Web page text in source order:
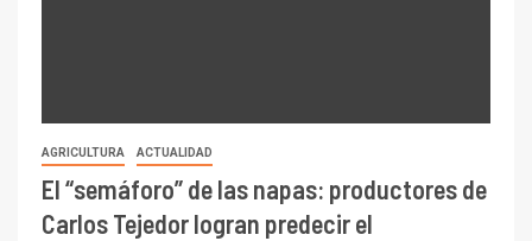
AGRICULTURA ACTUALIDAD
El “semáforo” de las napas: productores de
Carlos Tejedor logran predecir el